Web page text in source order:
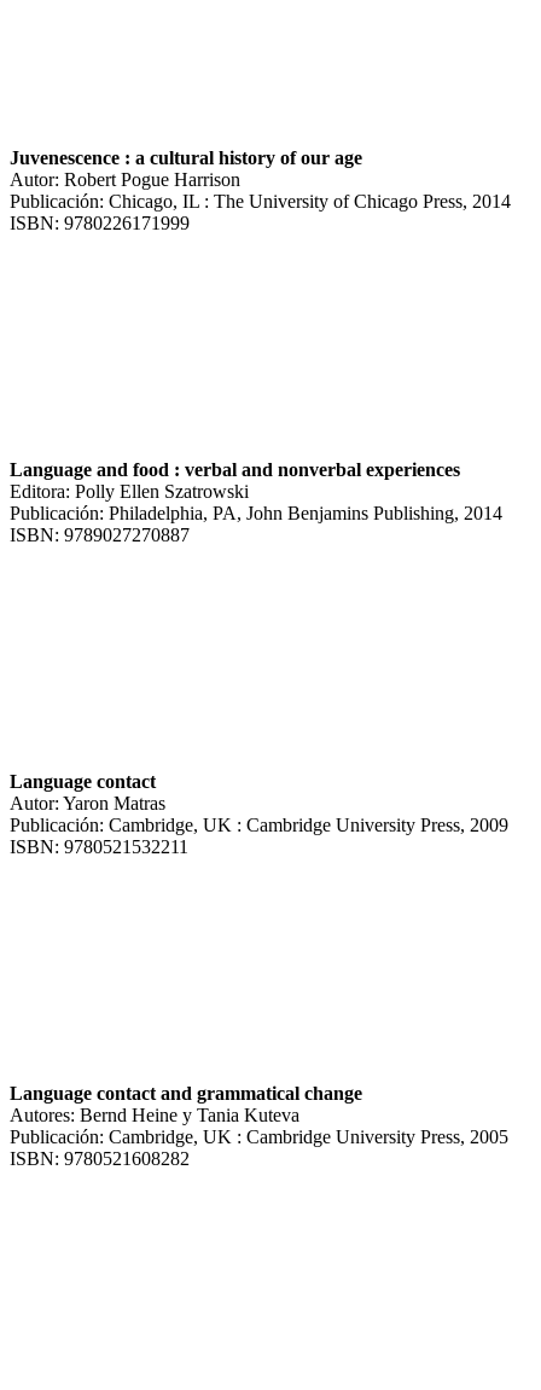
Juvenescence : a cultural history of our age
Autor: Robert Pogue Harrison
Publicación: Chicago, IL : The University of Chicago Press, 2014
ISBN: 9780226171999
Language and food : verbal and nonverbal experiences
Editora: Polly Ellen Szatrowski
Publicación: Philadelphia, PA, John Benjamins Publishing, 2014
ISBN: 9789027270887
Language contact
Autor: Yaron Matras
Publicación: Cambridge, UK : Cambridge University Press, 2009
ISBN: 9780521532211
Language contact and grammatical change
Autores: Bernd Heine y Tania Kuteva
Publicación: Cambridge, UK : Cambridge University Press, 2005
ISBN: 9780521608282